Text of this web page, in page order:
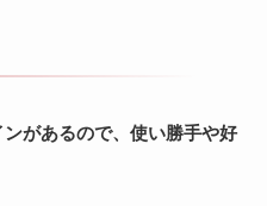
があるので、使い勝手や好